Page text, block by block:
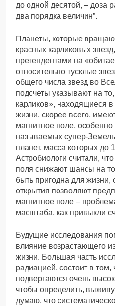
до одной десятой, – доза
два порядка величин”.
Планеты, которые
красных карликовых
претендентами на
относительно тусклые
общего числа звезд во
подсчеты указывают на
карликов», находящиеся
жизни, скорее всего,
магнитное поле, особенно
называемых супер-
планет, масса которых до
Астробиологи считали,
поля снижают шансы на
быть пригодна для жизни,
открытия позволяют
магнитное поле –
масштаба, как привыкли
Будущие исследования
влияние возрастающего
жизни. Большая часть
радиацией, состоит в
подвергаются очень
чтобы определить,
думаю, что